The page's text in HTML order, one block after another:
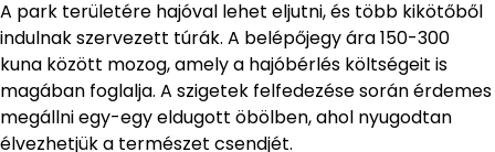
A park területére hajóval lehet eljutni, és több kikötőből
indulnak szervezett túrák. A belépőjegy ára 150-300
kuna között mozog, amely a hajóbérlés költségeit is
magában foglalja. A szigetek felfedezése során érdemes
megállni egy-egy eldugott öbölben, ahol nyugodtan
élvezhetjük a természet csendjét.